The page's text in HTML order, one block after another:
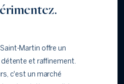
Martin offre un
détente et raffinement.
c'est un marché